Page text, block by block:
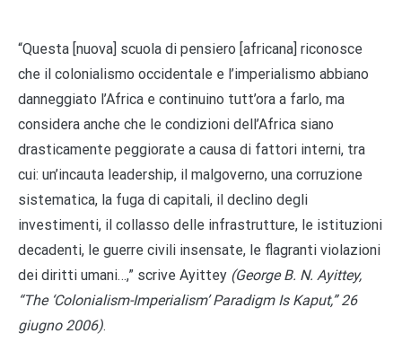
“Questa [nuova] scuola di pensiero [africana] riconosce
che il colonialismo occidentale e l’imperialismo abbiano
danneggiato l’Africa e continuino tutt’ora a farlo, ma
considera anche che le condizioni dell’Africa siano
drasticamente peggiorate a causa di fattori interni, tra
cui: un’incauta leadership, il malgoverno, una corruzione
sistematica, la fuga di capitali, il declino degli
investimenti, il collasso delle infrastrutture, le istituzioni
decadenti, le guerre civili insensate, le flagranti violazioni
dei diritti umani…,” scrive Ayittey (George B. N. Ayittey,
“The ‘Colonialism-Imperialism’ Paradigm Is Kaput,” 26
giugno 2006).